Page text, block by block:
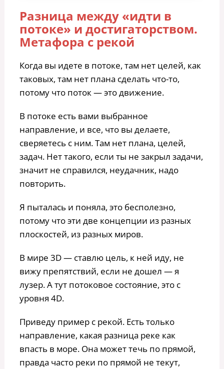
Разница между «идти в
потоке» и достигаторством.
Метафора с рекой
Когда вы идете в потоке, там нет целей, как
таковых, там нет плана сделать что-то,
потому что поток — это движение.
В потоке есть вами выбранное
направление, и все, что вы делаете,
сверяетесь с ним. Там нет плана, целей,
задач. Нет такого, если ты не закрыл задачи,
значит не справился, неудачник, надо
повторить.
Я пыталась и поняла, это бесполезно,
потому что эти две концепции из разных
плоскостей, из разных миров.
В мире 3D — ставлю цель, к ней иду, не
вижу препятствий, если не дошел — я
лузер. А тут потоковое состояние, это с
уровня 4D.
Приведу пример с рекой. Есть только
направление, какая разница реке как
впасть в море. Она может течь по прямой,
правда часто реки по прямой не текут,